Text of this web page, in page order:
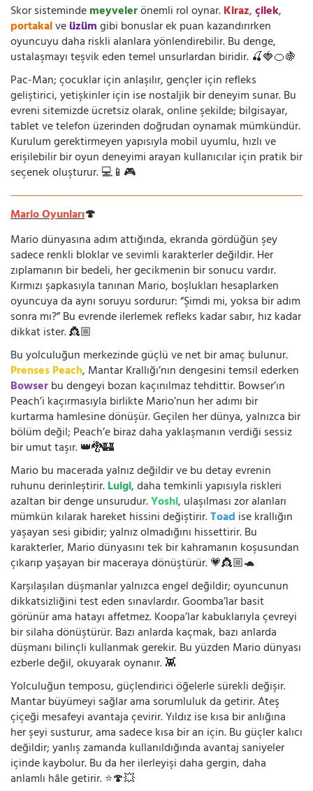
Skor sistemindemeyvelerönemli rol oynar.Kiraz,çilek,
portakalveüzümgibi bonuslar ek puan kazandırırken
oyuncuyu daha riskli alanlara yönlendirebilir. Bu denge,
ustalaşmayı teşvik eden temel unsurlardan biridir. 🍒🍓🍊🍇
Pac-Man; çocuklar için anlaşılır, gençler için refleks
geliştirici, yetişkinler için ise nostaljik bir deneyim sunar. Bu
evreni sitemizde ücretsiz olarak, online şekilde; bilgisayar,
tablet ve telefon üzerinden doğrudan oynamak mümkündür.
Kurulum gerektirmeyen yapısıyla mobil uyumlu, hızlı ve
erişilebilir bir oyun deneyimi arayan kullanıcılar için pratik bir
seçenek oluşturur. 💻📱🎮
Mario Oyunları🍄
Mario dünyasına adım attığında, ekranda gördüğün şey
sadece renkli bloklar ve sevimli karakterler değildir. Her
zıplamanın bir bedeli, her gecikmenin bir sonucu vardır.
Kırmızı şapkasıyla tanınan Mario, boşlukları hesaplarken
oyuncuya da aynı soruyu sordurur: “Şimdi mi, yoksa bir adım
sonra mı?” Bu evrende ilerlemek refleks kadar sabır, hız kadar
dikkat ister. 👸🏼
Bu yolculuğun merkezinde güçlü ve net bir amaç bulunur.
Prenses Peach, Mantar Krallığı’nın dengesini temsil ederken
Bowserbu dengeyi bozan kaçınılmaz tehdittir. Bowser’ın
Peach’i kaçırmasıyla birlikte Mario’nun her adımı bir
kurtarma hamlesine dönüşür. Geçilen her dünya, yalnızca bir
bölüm değil; Peach’e biraz daha yaklaşmanın verdiği sessiz
bir umut taşır. 👑🐉🏰
Mario bu macerada yalnız değildir ve bu detay evrenin
ruhunu derinleştirir.Luigi, daha temkinli yapısıyla riskleri
azaltan bir denge unsurudur.Yoshi, ulaşılması zor alanları
mümkün kılarak hareket hissini değiştirir.Toad ise krallığın
yaşayan sesi gibidir; yalnız olmadığını hissettirir. Bu
karakterler, Mario dünyasını tek bir kahramanın koşusundan
çıkarıp yaşayan bir maceraya dönüştürür. 💗👸🏼🐢
Karşılaşılan düşmanlar yalnızca engel değildir; oyuncunun
dikkatsizliğini test eden sınavlardır. Goomba’lar basit
görünür ama hatayı affetmez. Koopa’lar kabuklarıyla çevreyi
bir silaha dönüştürür. Bazı anlarda kaçmak, bazı anlarda
düşmanı bilinçli kullanmak gerekir. Bu yüzden Mario dünyası
ezberle değil, okuyarak oynanır. 👾
Yolculuğun temposu, güçlendirici öğelerle sürekli değişir.
Mantar büyümeyi sağlar ama sorumluluk da getirir. Ateş
çiçeği mesafeyi avantaja çevirir. Yıldız ise kısa bir anlığına
her şeyi susturur, ama sadece kısa bir an için. Bu güçler kalıcı
değildir; yanlış zamanda kullanıldığında avantaj saniyeler
içinde kaybolur. Bu da her ilerleyişi daha gergin, daha
anlamlı hâle getirir. ⭐🍄💥